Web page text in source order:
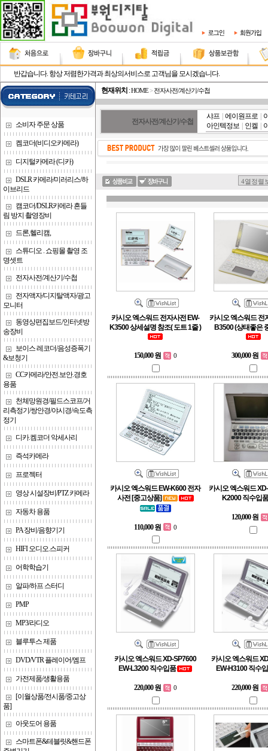
반갑습니다. 항상 저렴한가격과 최상의서비스로 고객님을 모시겠습니다.
소비자 주문 상품
켐코더(비디오카메라)
디지털카메라 (디카)
DSLR 카메라/미러리스/하
이브리드
캠코더/DSLR카메라 흔들
림 방지 촬영장비
드론,헬리캠,
스튜디오 . 쇼핑몰 촬영 조
명셋트
전자사전/계산기/수첩
전자액자/디지탈액자/광고
모니터
동영상편집보드/인터넷방
송장비
보이스 레코더/음성증폭기
&보청기
CC카메라/안전.보안.경호
용품
천체망원경/필드스코프/거
리측정기/쌍안경/야시경/속도측
정기
디카.켐코더 악세사리
즉석카메라
프로젝터
영상 시설장비/PTZ 카메라
자동차 용품
PA 장비/음향기기
HIFI 오디오.스피커
어학학습기
알파/하프 스터디
PMP
MP3/라디오
블루투스 제품
DVD/VTR 플레이어/엠프
가전제품/생활용품
[이월상품/전시품/중고상
품]
아웃도어 용품
스마트폰&테블릿&핸드폰
현재위치 :HOME>전자사전/계산기/수첩
전자사전/계산기/수첩
샤프 에이원프로
아인텍정보
인켈
카시오 엑스워드 전자사전 EW-
K3500 상세설명 참조( 도트 1줄 )
150,000 원 0
카시오 엑스워드 전
B3500 (상태좋은
300,000 원
카시오 엑스워드 EW-K600 전자
사전 [중고상품]
110,000 원 0
카시오 엑스워드
K2000 직수입
120,000 원
카시오 엑스워드 XD-SP7600
EW-L3200 직수입품
220,000 원 0
카시오 엑스워드
EW-H3100 직수
220,000 원